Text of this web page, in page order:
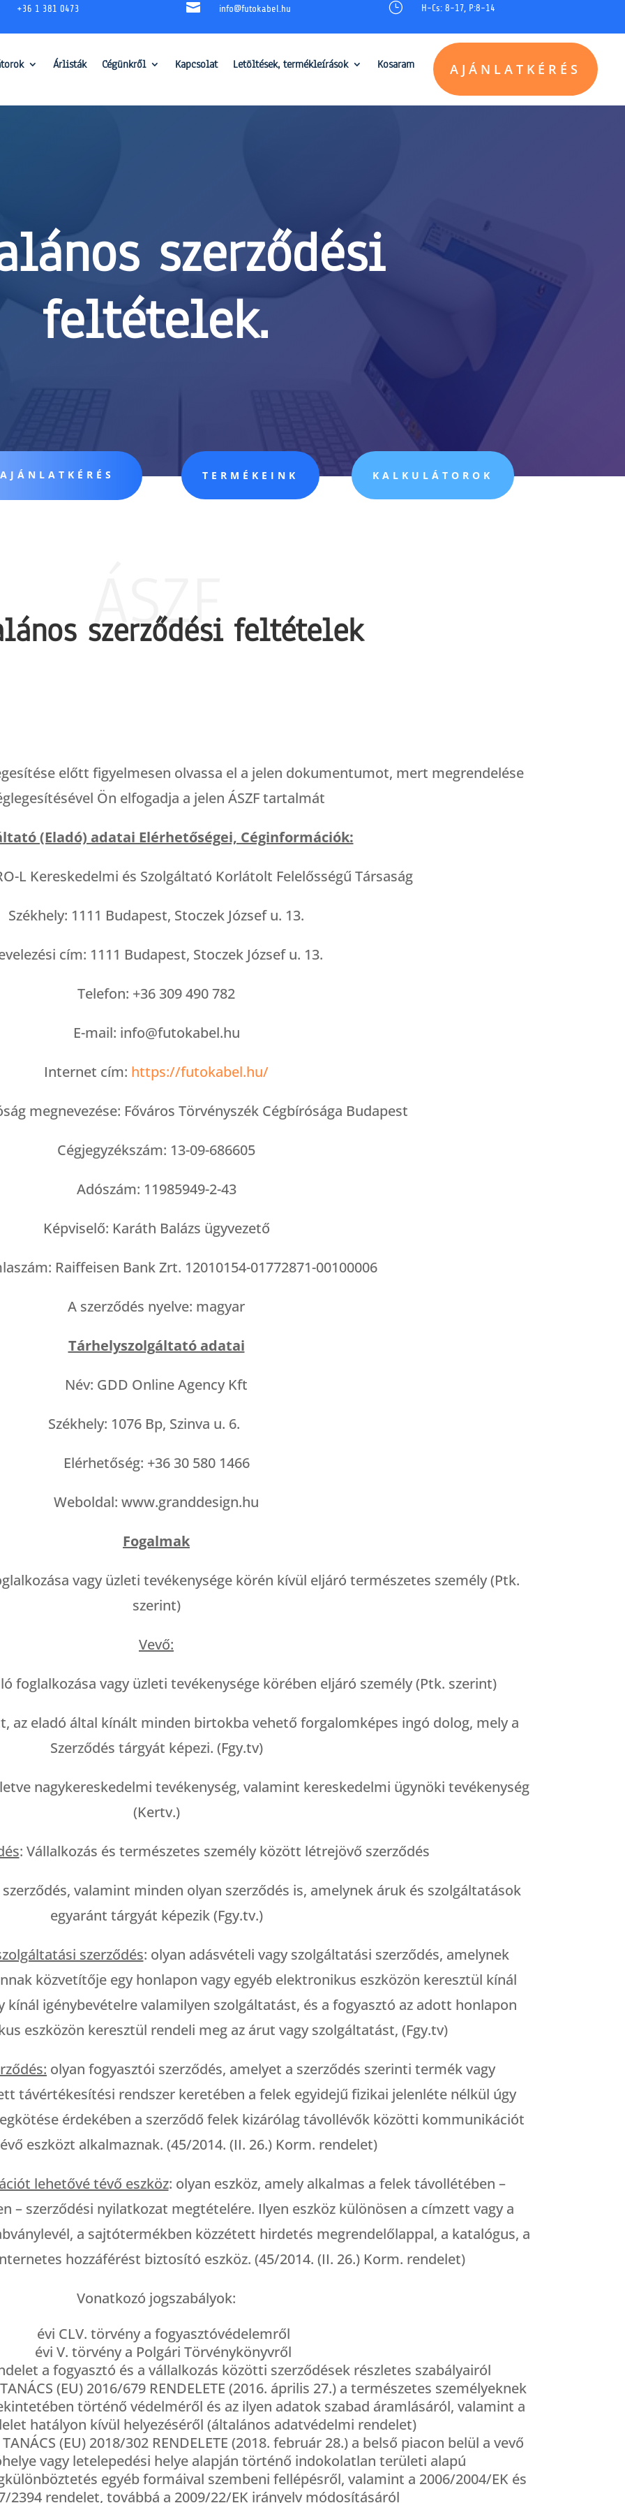
+36 1 381 0473  info@futokabel.hu } H-Cs: 8-17, P:8-14
Árlisták Cégünkről Kapcsolat Letöltések, termékleírások Kosaram AJÁNLATKÉRÉS
szerződési
feltételek.
AJÁNLATKÉRÉS TERMÉKEINK KALKULÁTOROK
ÁSZF
szerződési feltételek
előtt figyelmesen olvassa el a jelen dokumentumot, mert megrendelése
Ön elfogadja a jelen ÁSZF tartalmát
(Eladó) adatai Elérhetőségei, Céginformációk:
L Kereskedelmi és Szolgáltató Korlátolt Felelősségű Társaság
Székhely: 1111 Budapest, Stoczek József u. 13.
cím: 1111 Budapest, Stoczek József u. 13.
Telefon: +36 309 490 782
E-mail: info@futokabel.hu
Internet cím: https://futokabel.hu/
megnevezése: Főváros Törvényszék Cégbírósága Budapest
Cégjegyzékszám: 13-09-686605
Adószám: 11985949-2-43
Képviselő: Karáth Balázs ügyvezető
Raiffeisen Bank Zrt. 12010154-01772871-00100006
A szerződés nyelve: magyar
Tárhelyszolgáltató adatai
Név: GDD Online Agency Kft
Székhely: 1076 Bp, Szinva u. 6.
Elérhetőség: +36 30 580 1466
Weboldal: www.granddesign.hu
Fogalmak
vagy üzleti tevékenysége körén kívül eljáró természetes személy (Ptk.
szerint)
Vevő:
foglalkozása vagy üzleti tevékenysége körében eljáró személy (Ptk. szerint)
az eladó által kínált minden birtokba vehető forgalomképes ingó dolog, mely a
Szerződés tárgyát képezi. (Fgy.tv)
nagykereskedelmi tevékenység, valamint kereskedelmi ügynöki tevékenység
(Kertv.)
: Vállalkozás és természetes személy között létrejövő szerződés
valamint minden olyan szerződés is, amelynek áruk és szolgáltatások
egyaránt tárgyát képezik (Fgy.tv.)
szerződés: olyan adásvételi vagy szolgáltatási szerződés, amelynek
közvetítője egy honlapon vagy egyéb elektronikus eszközön keresztül kínál
kínál igénybevételre valamilyen szolgáltatást, és a fogyasztó az adott honlapon
eszközön keresztül rendeli meg az árut vagy szolgáltatást, (Fgy.tv)
olyan fogyasztói szerződés, amelyet a szerződés szerinti termék vagy
távértékesítési rendszer keretében a felek egyidejű fizikai jelenléte nélkül úgy
érdekében a szerződő felek kizárólag távollévők közötti kommunikációt
eszközt alkalmaznak. (45/2014. (II. 26.) Korm. rendelet)
lehetővé tévő eszköz: olyan eszköz, amely alkalmas a felek távollétében –
– szerződési nyilatkozat megtételére. Ilyen eszköz különösen a címzett vagy a
a sajtótermékben közzétett hirdetés megrendelőlappal, a katalógus, a
hozzáférést biztosító eszköz. (45/2014. (II. 26.) Korm. rendelet)
Vonatkozó jogszabályok:
évi CLV. törvény a fogyasztóvédelemről
évi V. törvény a Polgári Törvénykönyvről
a fogyasztó és a vállalkozás közötti szerződések részletes szabályairól
(EU) 2016/679 RENDELETE (2016. április 27.) a természetes személyeknek
történő védelméről és az ilyen adatok szabad áramlásáról, valamint a
hatályon kívül helyezéséről (általános adatvédelmi rendelet)
TANÁCS (EU) 2018/302 RENDELETE (2018. február 28.) a belső piacon belül a vevő
vagy letelepedési helye alapján történő indokolatlan területi alapú
egyéb formáival szembeni fellépésről, valamint a 2006/2004/EK és
2394 rendelet, továbbá a 2009/22/EK irányelv módosításáról